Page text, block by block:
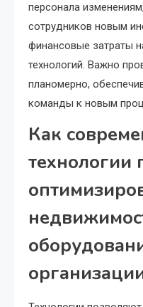
персонала
сотрудников новым
финансовые затраты
технологий. Важно
планомерно,
команды к новым
Как
технологии